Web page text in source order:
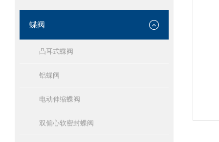
蝶阀
凸耳式蝶阀
铝蝶阀
电动伸缩蝶阀
双偏心软密封蝶阀